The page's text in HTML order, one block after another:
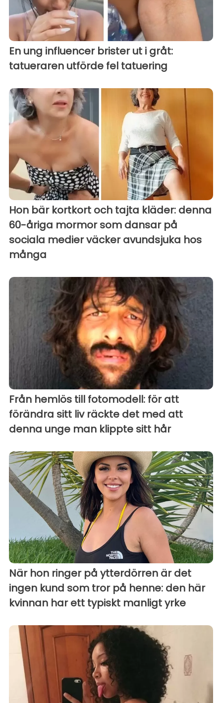
En ung influencer brister ut i gråt:
tatueraren utförde fel tatuering
Hon bär kortkort och tajta kläder: denna
60-åriga mormor som dansar på
sociala medier väcker avundsjuka hos
många
Från hemlös till fotomodell: för att
förändra sitt liv räckte det med att
denna unge man klippte sitt hår
När hon ringer på ytterdörren är det
ingen kund som tror på henne: den här
kvinnan har ett typiskt manligt yrke